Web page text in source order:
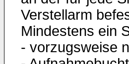
Verstellarm
Mindestens ein
- vorzugsweise